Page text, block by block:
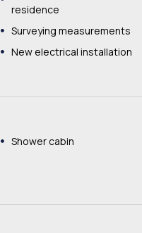
residence
Surveying measurements
New electrical installation
Shower cabin